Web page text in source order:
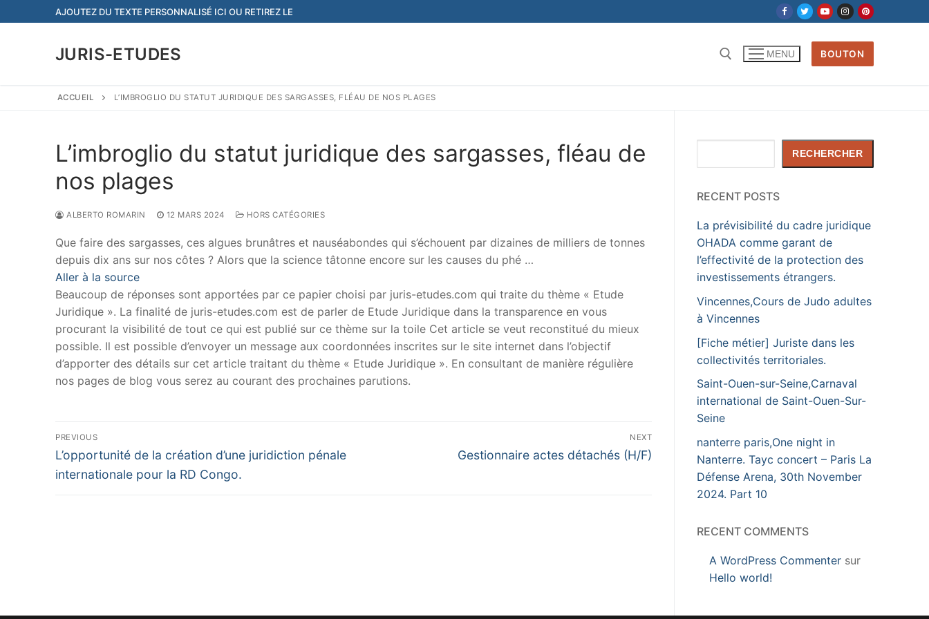
au
AJOUTEZ DU TEXTE PERSONNALISÉ ICI OU RETIREZ LE
JURIS-ETUDES MENU BOUTON
ACCUEIL L’IMBROGLIO DU STATUT JURIDIQUE DES SARGASSES, FLÉAU DE NOS PLAGES
L’imbroglio du statut juridique des sargasses, fléau de
nos plages
ALBERTO ROMARIN 12 MARS 2024 HORS CATÉGORIES
Que faire des sargasses, ces algues brunâtres et nauséabondes qui s’échouent par dizaines de milliers de tonnes
depuis dix ans sur nos côtes ? Alors que la science tâtonne encore sur les causes du phé …
Aller à la source
Beaucoup de réponses sont apportées par ce papier choisi par juris-etudes.com qui traite du thème « Etude
Juridique ». La finalité de juris-etudes.com est de parler de Etude Juridique dans la transparence en vous
procurant la visibilité de tout ce qui est publié sur ce thème sur la toile Cet article se veut reconstitué du mieux
possible. Il est possible d’envoyer un message aux coordonnées inscrites sur le site internet dans l’objectif
d’apporter des détails sur cet article traitant du thème « Etude Juridique ». En consultant de manière régulière
nos pages de blog vous serez au courant des prochaines parutions.
Navigation
de
l’article
PREVIOUS
Previous
post:
L’opportunité de la création d’une juridiction pénale
internationale pour la RD Congo.
NEXT
Next
Gestionnaire actes détachés (H/F)
RECHERCHER
RECENT POSTS
La prévisibilité du cadre juridique
OHADA comme garant de
l’effectivité de la protection des
investissements étrangers.
Vincennes,Cours de Judo adultes
à Vincennes
[Fiche métier] Juriste dans les
collectivités territoriales.
Saint-Ouen-sur-Seine,Carnaval
international de Saint-Ouen-Sur-
Seine
nanterre paris,One night in
Nanterre. Tayc concert – Paris La
Défense Arena, 30th November
2024. Part 10
RECENT COMMENTS
A WordPress Commenter sur
Hello world!